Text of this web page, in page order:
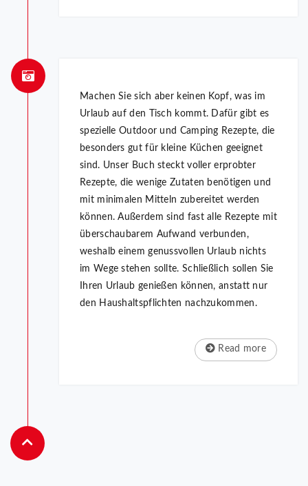
Machen Sie sich aber keinen Kopf, was im
Urlaub auf den Tisch kommt. Dafür gibt es
spezielle Outdoor und Camping Rezepte, die
besonders gut für kleine Küchen geeignet
sind. Unser Buch steckt voller erprobter
Rezepte, die wenige Zutaten benötigen und
mit minimalen Mitteln zubereitet werden
können. Außerdem sind fast alle Rezepte mit
überschaubarem Aufwand verbunden,
weshalb einem genussvollen Urlaub nichts
im Wege stehen sollte. Schließlich sollen Sie
Ihren Urlaub genießen können, anstatt nur
den Haushaltspflichten nachzukommen.
Read more